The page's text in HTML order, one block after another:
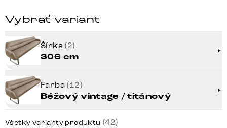
Vybrať variant
Šírka(2)
306 cm
Farba(12)
Béžový vintage / titánový
Všetky varianty produktu (42)